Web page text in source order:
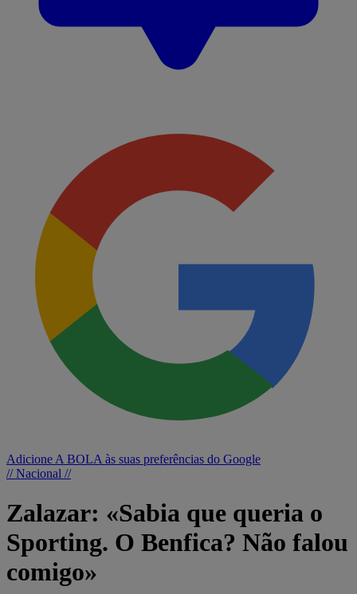
Adicione A BOLA às suas preferências do Google
// Nacional //
Zalazar: «Sabia que queria o
Sporting. O Benfica? Não falou
comigo»